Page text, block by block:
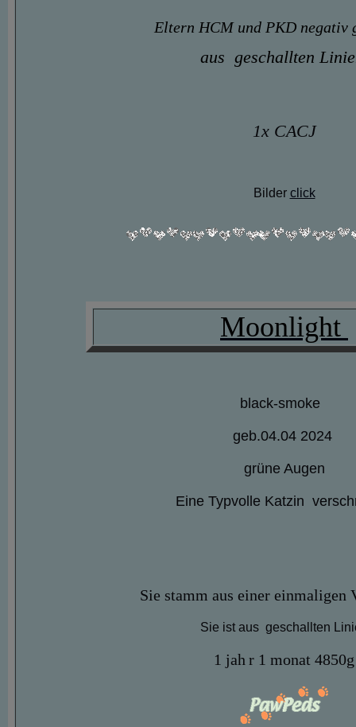
Eltern HCM und PKD negativ
aus geschallten
1x CACJ
Bilder click
Moonlight
black-smoke
geb.04.04 2024
grüne Augen
Eine Typvolle Katzin
Sie stamm aus einer einmaligen
Sie ist aus geschallten
1 jah r 1 monat 4850g